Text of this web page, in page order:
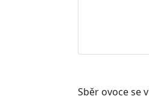
Sběr ovoce se